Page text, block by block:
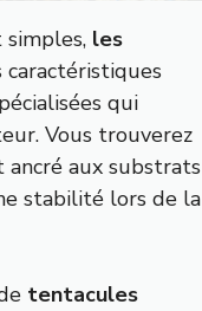
les
caractéristiques
qui
Vous trouverez
ancré aux substrats
stabilité lors de la
tentacules